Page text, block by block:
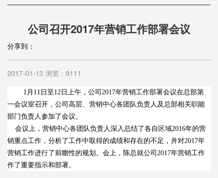
公司召开2017年营销工作部署会议
分享到：
2017-01-13 浏览：9111
1月11日至12日上午，公司2017年营销工作部署会议在总部第
一会议室召开，公司高层、营销中心各团队负责人及总部相关职能
部门负责人参加了会议。
会议上，营销中心各团队负责人深入总结了各自区域2016年的营
销重点工作，分析了工作中取得的成绩和存在的不足，并对2017年
营销工作进行了前瞻性的规划。会上，陈总就公司2017年营销工作
作了重要指示和部署。